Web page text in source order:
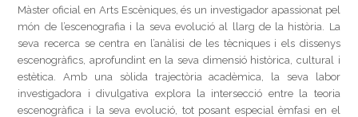
Màster oficial en Arts Escèniques, és un investigador apassionat pel
món de l’escenografia i la seva evolució al llarg de la història. La
seva recerca se centra en l’anàlisi de les tècniques i els dissenys
escenogràfics, aprofundint en la seva dimensió històrica, cultural i
estètica. Amb una sòlida trajectòria acadèmica, la seva labor
investigadora i divulgativa explora la intersecció entre la teoria
escenogràfica i la seva evolució, tot posant especial èmfasi en el